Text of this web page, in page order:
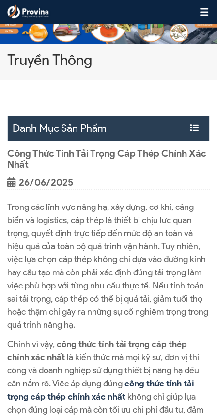
Skip to content
Truyền Thông
Danh Mục Sản Phẩm
Công Thức Tính Tải Trọng Cáp Thép Chính Xác
Nhất
26/06/2025
Trong các lĩnh vực nâng hạ, xây dựng, cơ khí, cảng
biển và logistics, cáp thép là thiết bị chịu lực quan
trọng, quyết định trực tiếp đến mức độ an toàn và
hiệu quả của toàn bộ quá trình vận hành. Tuy nhiên,
việc lựa chọn cáp thép không chỉ dựa vào đường kính
hay cấu tạo mà còn phải xác định đúng tải trọng làm
việc phù hợp với từng nhu cầu thực tế. Nếu tính toán
sai tải trọng, cáp thép có thể bị quá tải, giảm tuổi thọ
hoặc thậm chí gây ra những sự cố nghiêm trọng trong
quá trình nâng hạ.
Chính vì vậy,công thức tính tải trọng cáp thép
chính xác nhất là kiến thức mà mọi kỹ sư, đơn vị thi
công và doanh nghiệp sử dụng thiết bị nâng hạ đều
cần nắm rõ. Việc áp dụng đúngcông thức tính tải
trọng cáp thép chính xác nhất không chỉ giúp lựa
chọn đúng loại cáp mà còn tối ưu chi phí đầu tư, đảm